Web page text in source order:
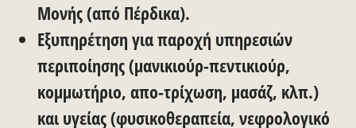
Μονής (από Πέρδικα).
Εξυπηρέτηση για παροχή υπηρεσιών
περιποίησης (μανικιούρ-πεντικιούρ,
κομμωτήριο, απο-τρίχωση, μασάζ, κλπ.)
και υγείας (φυσικοθεραπεία, νεφρολογικό